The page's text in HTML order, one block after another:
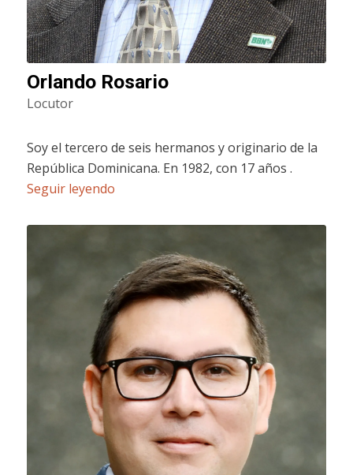
Orlando Rosario
Locutor
Soy el tercero de seis hermanos y originario de la
República Dominicana. En 1982, con 17 años .
Seguir leyendo